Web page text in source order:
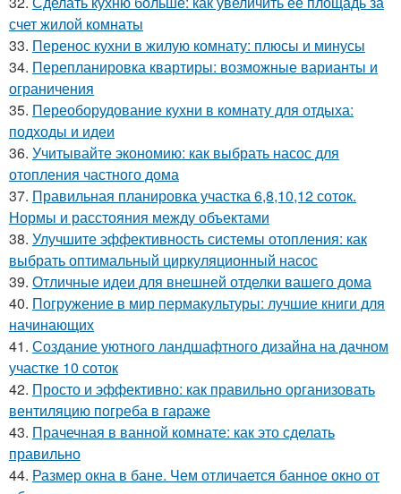
счет жилой комнаты
33. Перенос кухни в жилую комнату: плюсы и минусы
34. Перепланировка квартиры: возможные варианты и
ограничения
35. Переоборудование кухни в комнату для отдыха:
подходы и идеи
36. Учитывайте экономию: как выбрать насос для
отопления частного дома
37. Правильная планировка участка 6,8,10,12 соток.
Нормы и расстояния между объектами
38. Улучшите эффективность системы отопления: как
выбрать оптимальный циркуляционный насос
39. Отличные идеи для внешней отделки вашего дома
40. Погружение в мир пермакультуры: лучшие книги для
начинающих
41. Создание уютного ландшафтного дизайна на дачном
участке 10 соток
42. Просто и эффективно: как правильно организовать
вентиляцию погреба в гараже
43. Прачечная в ванной комнате: как это сделать
правильно
44. Размер окна в бане. Чем отличается банное окно от